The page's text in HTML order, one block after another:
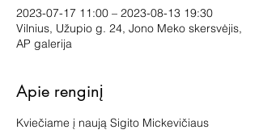
2023-07-17 11:00 – 2023-08-13 19:30
Vilnius, Užupio g. 24, Jono Meko skersvėjis,
AP galerija
Apie renginį
Kviečiame į naują Sigito Mickevičiaus